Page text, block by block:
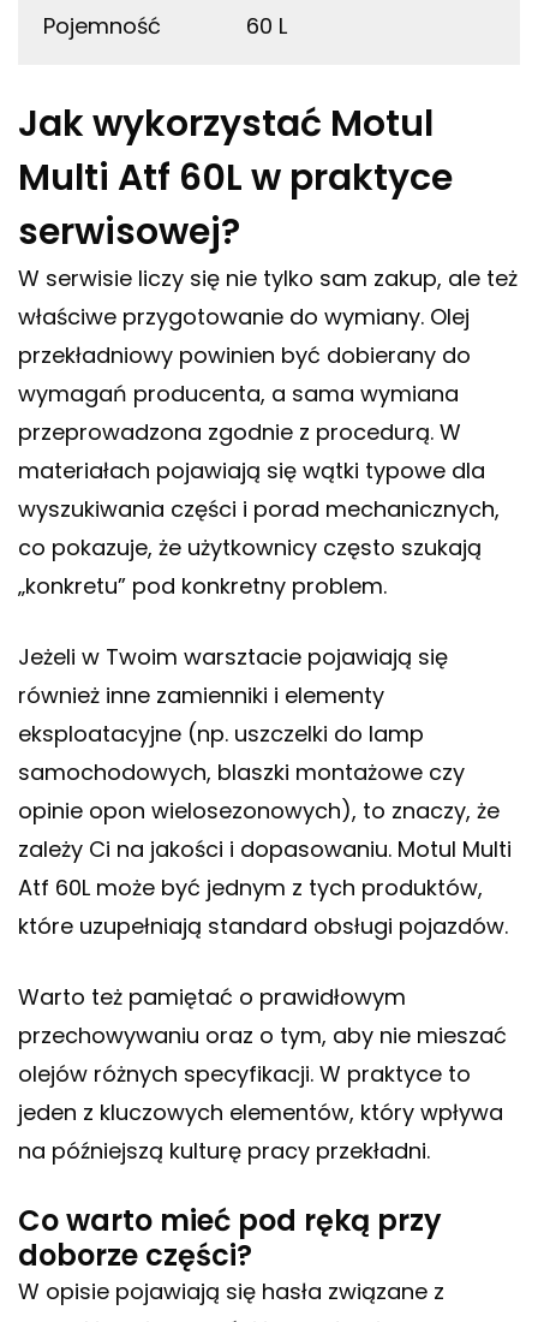
Pojemność 60 L
Jak wykorzystać Motul
Multi Atf 60L w praktyce
serwisowej?
W serwisie liczy się nie tylko sam zakup, ale też
właściwe przygotowanie do wymiany. Olej
przekładniowy powinien być dobierany do
wymagań producenta, a sama wymiana
przeprowadzona zgodnie z procedurą. W
materiałach pojawiają się wątki typowe dla
wyszukiwania części i porad mechanicznych,
co pokazuje, że użytkownicy często szukają
„konkretu” pod konkretny problem.
Jeżeli w Twoim warsztacie pojawiają się
również inne zamienniki i elementy
eksploatacyjne (np. uszczelki do lamp
samochodowych, blaszki montażowe czy
opinie opon wielosezonowych), to znaczy, że
zależy Ci na jakości i dopasowaniu. Motul Multi
Atf 60L może być jednym z tych produktów,
które uzupełniają standard obsługi pojazdów.
Warto też pamiętać o prawidłowym
przechowywaniu oraz o tym, aby nie mieszać
olejów różnych specyfikacji. W praktyce to
jeden z kluczowych elementów, który wpływa
na późniejszą kulturę pracy przekładni.
Co warto mieć pod ręką przy
doborze części?
W opisie pojawiają się hasła związane z